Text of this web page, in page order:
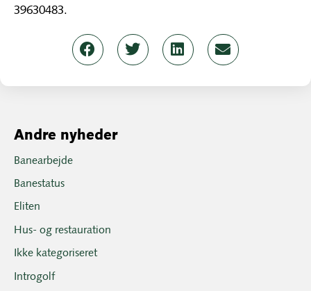
39630483.
Andre nyheder
Banearbejde
Banestatus
Eliten
Hus- og restauration
Ikke kategoriseret
Introgolf